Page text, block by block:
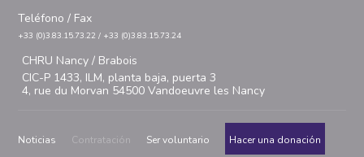
Teléfono / Fax
+33 (0)3.83.15.73.22 / +33 (0)3.83.15.73.24
CHRU Nancy / Brabois
CIC-P 1433, ILM, planta baja, puerta 3
4, rue du Morvan 54500 Vandoeuvre les Nancy
Noticias Contratación Ser voluntario Hacer una donación